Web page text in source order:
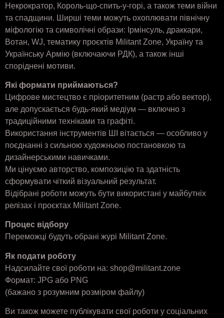
Некрократор, Король-що-спить-у-горі, а також теми війни
та спадщини. Ширші теми можуть охоплювати північну
міфологію та символічні образи: Ірмінсуль, драккари,
Вотан, WJ, тематику проєктів Militant Zone, Україну та
Українську Армію (включаючи РДК), а також інші
споріднені мотиви.
Які формати приймаються?
Цифрове мистецтво є пріоритетним (растр або вектор),
але допускається будь-який медіум — включно з
традиційними техніками та графіті.
Використання інструментів ШІ вітається — особливо у
поєднанні з сильною художньою постановкою та
дизайнерськими навичками.
Ми цінуємо авторство, композицію та здатність
сформувати чіткий візуальний результат.
Відібрані роботи можуть бути використані у майбутніх
релізах і проєктах Militant Zone.
Процес відбору
Переможці будуть обрані журі Militant Zone.
Як подати роботу
Надсилайте свої роботи на: shop@militant.zone
Формат: JPG або PNG
(бажано з розумним розміром файлу)
Ви також можете публікувати свої роботи у соціальних